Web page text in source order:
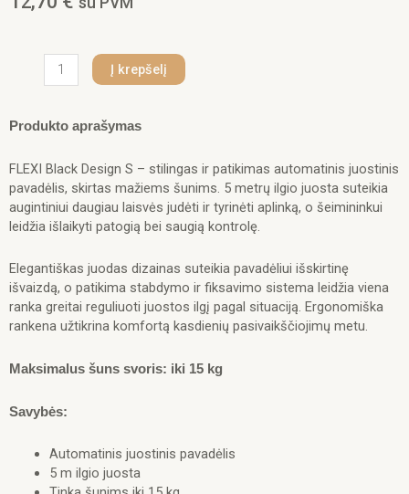
produkto
pavadėlis
Design
S
juostinis
5m,
Į krepšelį
Produkto aprašymas
FLEXI Black Design S – stilingas ir patikimas automatinis juostinis
pavadėlis, skirtas mažiems šunims. 5 metrų ilgio juosta suteikia
augintiniui daugiau laisvės judėti ir tyrinėti aplinką, o šeimininkui
leidžia išlaikyti patogią bei saugią kontrolę.
Elegantiškas juodas dizainas suteikia pavadėliui išskirtinę
išvaizdą, o patikima stabdymo ir fiksavimo sistema leidžia viena
ranka greitai reguliuoti juostos ilgį pagal situaciją. Ergonomiška
rankena užtikrina komfortą kasdienių pasivaikščiojimų metu.
Maksimalus šuns svoris: iki 15 kg
Savybės:
Automatinis juostinis pavadėlis
5 m ilgio juosta